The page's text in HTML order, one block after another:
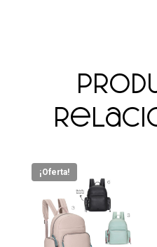
¡Oferta!